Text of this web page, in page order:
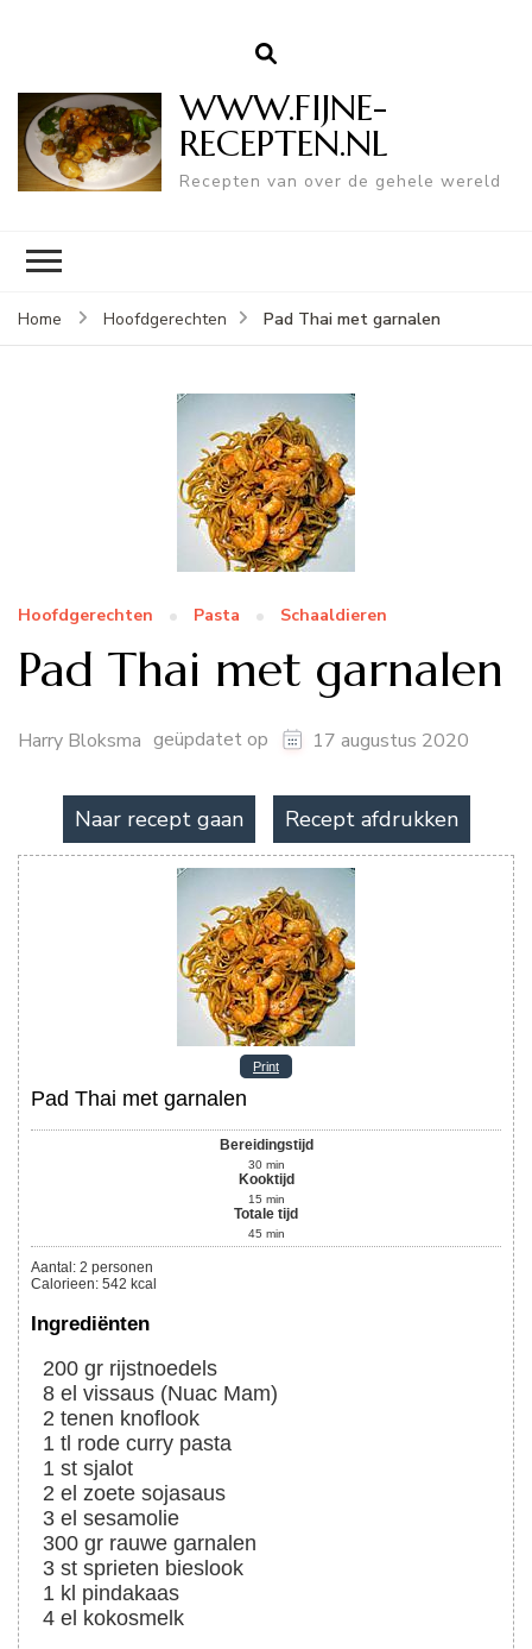
WWW.FIJNE-
RECEPTEN.NL
Recepten van over de gehele wereld
Home Hoofdgerechten Pad Thai met garnalen
Hoofdgerechten Pasta Schaaldieren
Pad Thai met garnalen
Harry Bloksma geüpdatet op 17 augustus 2020
Naar recept gaan Recept afdrukken
Print
Pad Thai met garnalen
Bereidingstijd
30 min
Kooktijd
15 min
Totale tijd
45 min
Aantal : 2 personen
Calorieen: 542 kcal
Ingrediënten
200 gr rijstnoedels
8 el vissaus (Nuac Mam)
2 tenen knoflook
1 tl rode curry pasta
1 st sjalot
2 el zoete sojasaus
3 el sesamolie
300 gr rauwe garnalen
3 st sprieten bieslook
1 kl pindakaas
4 el kokosmelk